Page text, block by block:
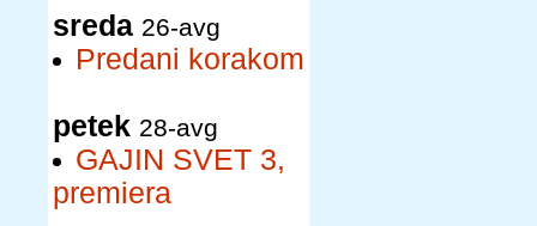
sreda 26-avg
Predani korakom
petek 28-avg
GAJIN SVET 3,
premiera